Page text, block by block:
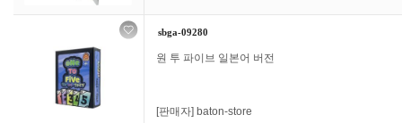
sbga-09280
원 투 파이브 일본어 버전
[판매자] baton-store